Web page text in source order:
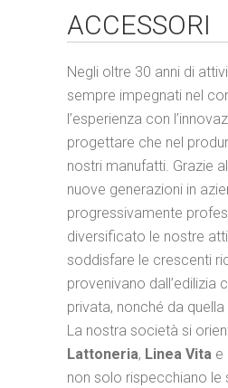
ACCESSORI
Negli oltre 30 anni di
sempre impegnati nel
l’esperienza con
progettare che nel
nostri manufatti. Grazie
nuove generazioni in
progressivamente
diversificato le nostre
soddisfare le crescenti
provenivano dall’edilizia
privata, nonché da quella
La nostra società si
Lattoneria, Linea Vita e
non solo rispecchiano le